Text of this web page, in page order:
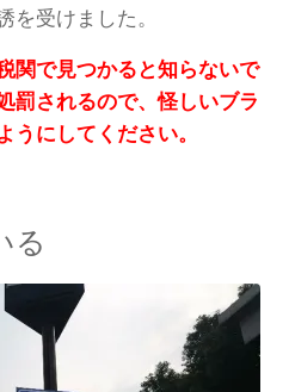
を受けました。
関で見つかると知らないで
罰されるので、怪しいブラ
うにしてください。
る